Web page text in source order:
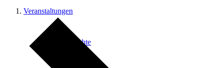
Stadtgeschichte
Veranstaltungen